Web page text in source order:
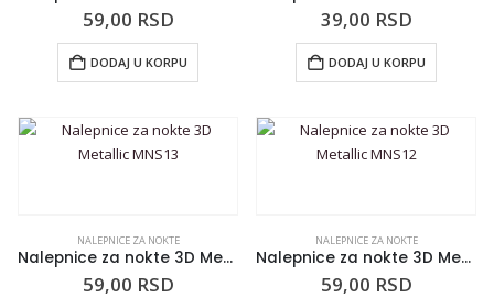
59,00 RSD
DODAJ U KORPU
39,00 RSD
DODAJ U KORPU
NALEPNICE ZA NOKTE
Nalepnice za nokte 3D Metallic MNS13
59,00 RSD
NALEPNICE ZA NOKTE
Nalepnice za nokte 3D Metallic MNS12
59,00 RSD